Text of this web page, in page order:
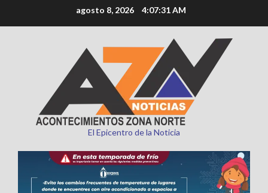
al
agosto 8, 2026 4:07:33 AM
El Epicentro de la Noticia